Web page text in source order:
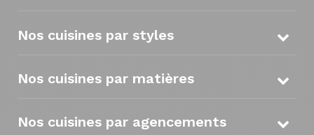
Nos cuisines par styles
Nos cuisines par matières
Nos cuisines par agencements